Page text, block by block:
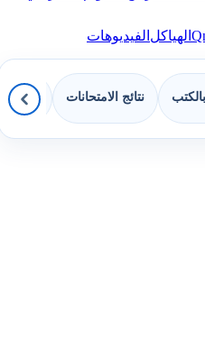
الهياكل الفيديوهات
نتائج الامتحانات